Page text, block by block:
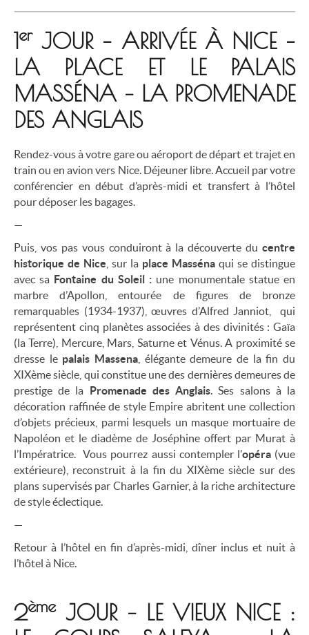
1erJOUR – ARRIVÉE À NICE –
LA PLACE ET LE PALAIS
MASSÉNA – LA PROMENADE
DES ANGLAIS
Rendez-vous à votre gare ou aéroport de départ et trajet en
train ou en avion vers Nice. Déjeuner libre. Accueil par votre
conférencier en début d’après-midi et transfert à l’hôtel
pour déposer les bagages.
—
Puis, vos pas vous conduiront à la découverte du centre
historique de Nice , sur la place Masséna qui se distingue
avec sa Fontaine du Soleil : une monumentale statue en
marbre d’Apollon, entourée de figures de bronze
remarquables (1934-1937), œuvres d’Alfred Janniot, qui
représentent cinq planètes associées à des divinités : Gaïa
(la Terre), Mercure, Mars, Saturne et Vénus. A proximité se
dresse le palais Massena , élégante demeure de la fin du
XIXème siècle, qui constitue une des dernières demeures de
prestige de la Promenade des Anglais. Ses salons à la
décoration raffinée de style Empire abritent une collection
d’objets précieux, parmi lesquels un masque mortuaire de
Napoléon et le diadème de Joséphine offert par Murat à
l’Impératrice. Vous pourrez aussi contempler l’opéra (vue
extérieure), reconstruit à la fin du XIXème siècle sur des
plans supervisés par Charles Garnier, à la riche architecture
de style éclectique.
—
Retour à l’hôtel en fin d’après-midi, dîner inclus et nuit à
l’hôtel à Nice.
2èmeJOUR – LE VIEUX NICE :